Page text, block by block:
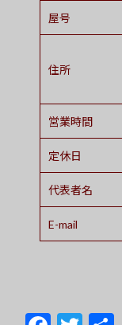
屋号
住所
営業時間
定休日
代表者名
E-mail